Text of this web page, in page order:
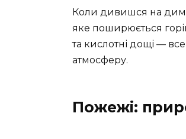
Коли дивишся на дим
яке поширюється
та кислотні дощі —
атмосферу.
Пожежі: